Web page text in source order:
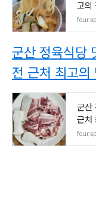
고의
군산 정육식당
전 근처 최고
군산
근처